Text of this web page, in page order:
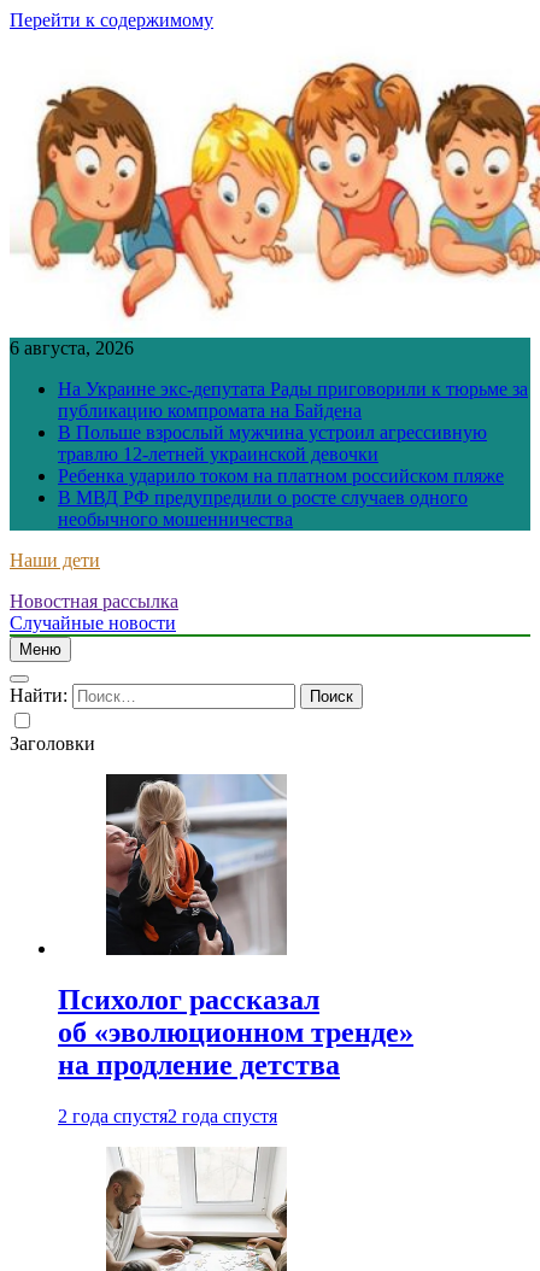
Перейти к содержимому
6 августа, 2026
На Украине экс-депутата Рады приговорили к тюрьме за
публикацию компромата на Байдена
В Польше взрослый мужчина устроил агрессивную
травлю 12-летней украинской девочки
Ребенка ударило током на платном российском пляже
В МВД РФ предупредили о росте случаев одного
необычного мошенничества
Наши дети
Новостная рассылка
Случайные новости
Меню
Найти:
Заголовки
Психолог рассказал
об «эволюционном тренде»
на продление детства
2 года спустя2 года спустя